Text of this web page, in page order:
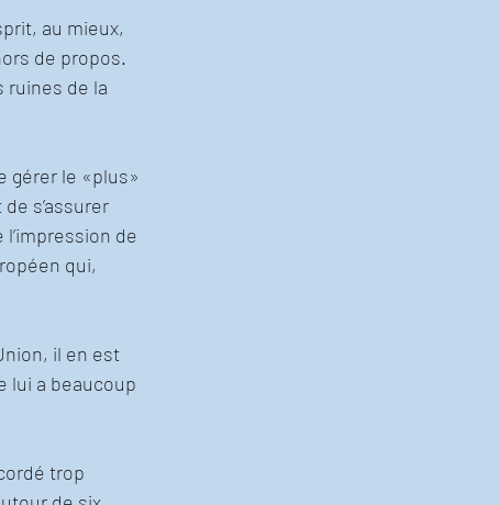
au mieux,
de propos.
ruines de la
gérer le «plus»
s’assurer
de
qui,
il en est
lui a beaucoup
trop